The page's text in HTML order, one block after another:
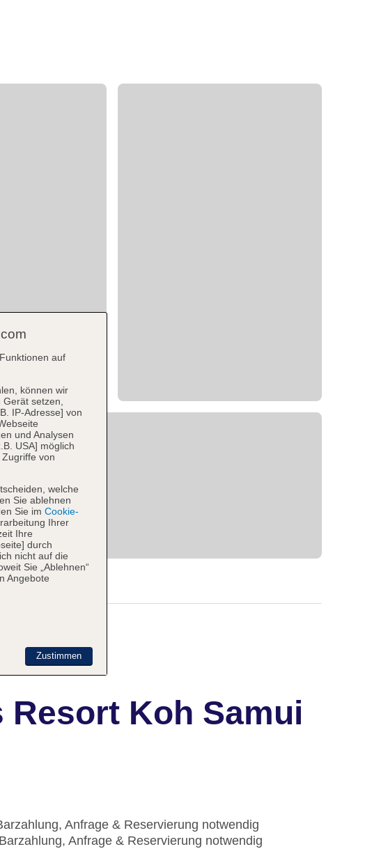
Koh Samui
Anfrage & Reservierung notwendig
Anfrage & Reservierung notwendig
auf
können wir
setzen,
IP-Adresse] von
und Analysen
USA] möglich
von
welche
Sie ablehnen
Sie im Cookie-
Ihrer
Ihre
durch
nicht auf die
Sie „Ablehnen“
Angebote
Zustimmen